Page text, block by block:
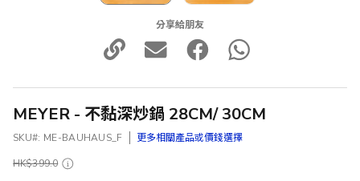
分享給朋友
MEYER - 不黏深炒鍋 28CM/ 30CM
SKU ME-BAUHAUS_F
更多相關產品或價錢選擇
HK$399.0